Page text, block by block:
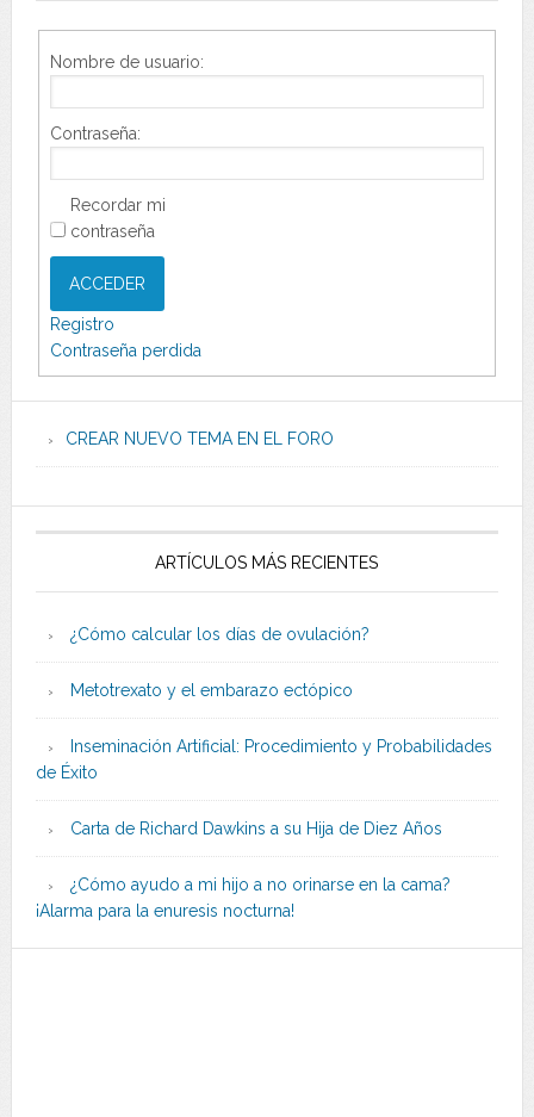
Nombre de usuario:
Contraseña:
Recordar mi
contraseña
ACCEDER
Registro
Contraseña perdida
CREAR NUEVO TEMA EN EL FORO
ARTÍCULOS MÁS RECIENTES
¿Cómo calcular los días de ovulación?
Metotrexato y el embarazo ectópico
Inseminación Artificial: Procedimiento y Probabilidades
de Éxito
Carta de Richard Dawkins a su Hija de Diez Años
¿Cómo ayudo a mi hijo a no orinarse en la cama?
¡Alarma para la enuresis nocturna!